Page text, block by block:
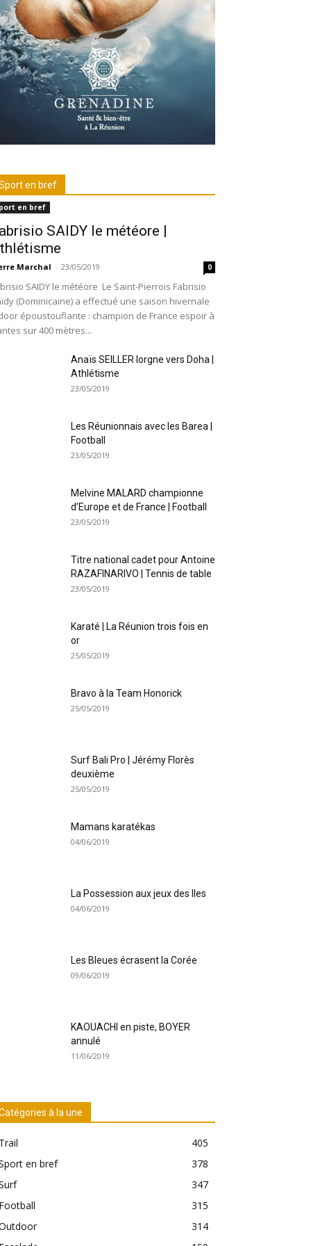
en bref
en bref
SAIDY le météore |
Marchal - 23/05/2019 0
SAIDY le météore Le Saint-Pierrois Fabrisio
(Dominicaine) a effectué une saison hivernale
époustouflante : champion de France espoir à
sur 400 mètres...
Anaïs SEILLER lorgne vers Doha |
Athlétisme
23/05/2019
Les Réunionnais avec les Barea |
Football
23/05/2019
Melvine MALARD championne
d’Europe et de France | Football
23/05/2019
Titre national cadet pour Antoine
RAZAFINARIVO | Tennis de table
23/05/2019
Karaté | La Réunion trois fois en
or
25/05/2019
Bravo à la Team Honorick
25/05/2019
Surf Bali Pro | Jérémy Florès
deuxième
25/05/2019
Mamans karatékas
04/06/2019
La Possession aux jeux des Iles
04/06/2019
Les Bleues écrasent la Corée
09/06/2019
KAOUACHI en piste, BOYER
annulé
11/06/2019
à la une
405
en bref
378
347
315
314